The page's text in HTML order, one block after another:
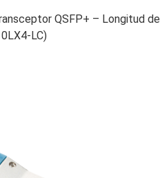
QSFP+ – Longitud de
LC)